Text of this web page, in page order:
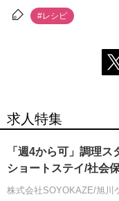
#レシピ
求人特集
「週4から可」調理
ショートステイ/社会
株式会社SOYOKAZE/旭川